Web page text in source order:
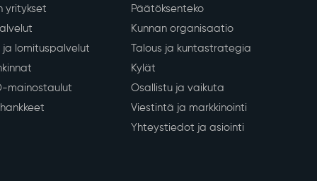
yritykset
lomituspalvelut
mainostaulut
Päätöksenteko
Kunnan organisaatio
Talous ja kuntastrategia
Kylät
Osallistu ja vaikuta
Viestintä ja markkinointi
Yhteystiedot ja asiointi